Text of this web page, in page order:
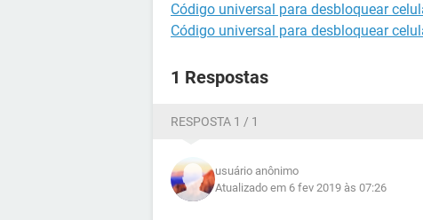
Código universal para desbloquear
Código universal para desbloquear
1 Respostas
RESPOSTA 1 / 1
usuário anônimo
Atualizado em 6 fev 2019 às 07:26